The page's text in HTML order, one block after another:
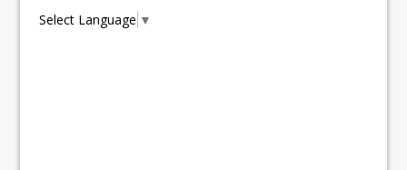
Select Language ▼